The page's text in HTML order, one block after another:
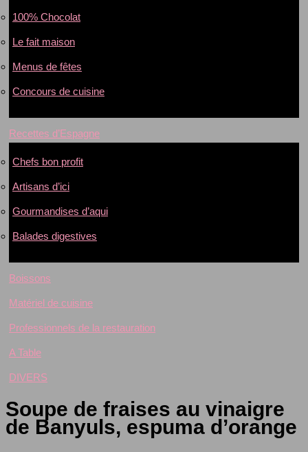
100% Chocolat
Le fait maison
Menus de fêtes
Concours de cuisine
Recettes d’Espagne
Chefs bon profit
Artisans d’ici
Gourmandises d’aqui
Balades digestives
Boissons
Matériel de cuisine
Professionnels de la restauration
A Table
DIVERS
Soupe de fraises au vinaigre
de Banyuls, espuma d’orange